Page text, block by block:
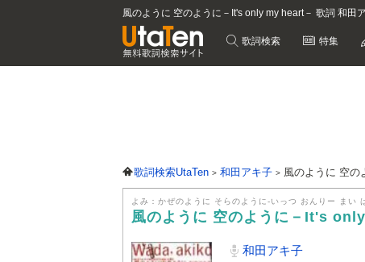
風のように 空のように－It's only my heart－ 歌詞 和田
歌詞検索 特集
歌詞検索UtaTen 和田アキ子 風のように 空の
よみ：かぜのように そらのように-いっつ おんりー まい
風のように 空のように－It's
和田アキ子